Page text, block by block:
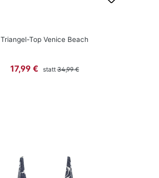
Triangel-Top Venice Beach
Verkaufspreis:
17,99 € stattRegulärer Preis:
34,99 €